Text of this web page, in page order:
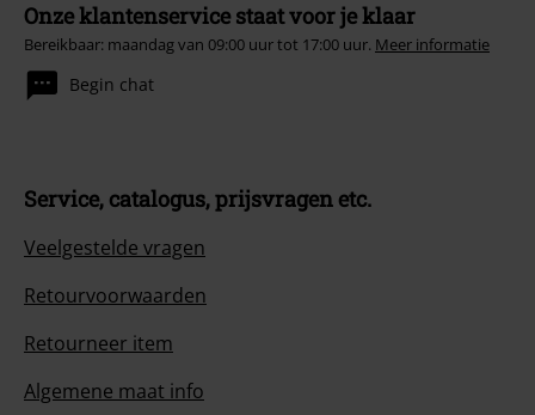
Onze klantenservice staat voor je klaar
Bereikbaar: maandag van 09:00 uur tot 17:00 uur. Meer informatie
Begin chat
Service, catalogus, prijsvragen etc.
Veelgestelde vragen
Retourvoorwaarden
Retourneer item
Algemene maat info